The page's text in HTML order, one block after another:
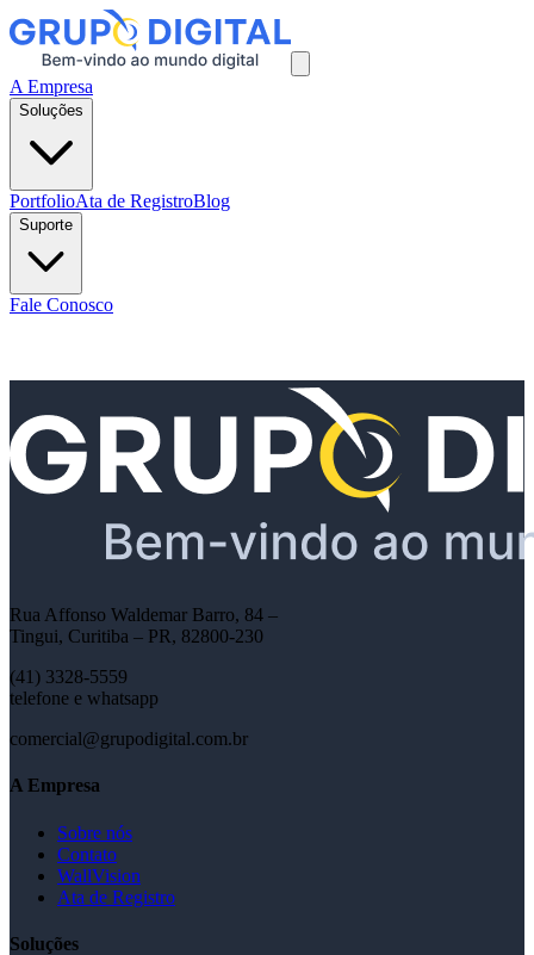
A Empresa
Soluções
PortfolioAta de RegistroBlog
Suporte
Fale Conosco
Rua Affonso Waldemar Barro, 84 –
Tingui, Curitiba – PR, 82800-230
(41) 3328-5559
telefone e whatsapp
comercial@grupodigital.com.br
A Empresa
Sobre nós
Contato
WallVision
Ata de Registro
Soluções